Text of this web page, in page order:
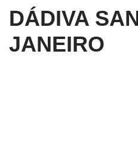
DÁDIVA
JANEIRO